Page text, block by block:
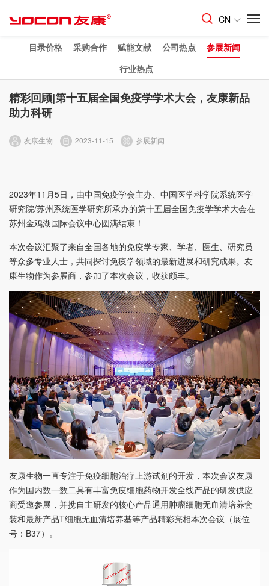
CN
目录价格 采购合作 赋能文献 公司热点
参展新闻
行业热点
精彩回顾|第十五届全国免疫学学术大会，友康新品
助力科研
友康生物 2023-11-15 参展新闻
2023年11月5日，由中国免疫学会主办、中国医学科学院系统医学
研究院/苏州系统医学研究所承办的第十五届全国免疫学学术大会在
苏州金鸡湖国际会议中心圆满结束！
本次会议汇聚了来自全国各地的免疫学专家、学者、医生、研究员
等众多专业人士，共同探讨免疫学领域的最新进展和研究成果。友
康生物作为参展商，参加了本次会议，收获颇丰。
友康生物一直专注于免疫细胞治疗上游试剂的开发，本次会议友康
作为国内数一数二具有丰富免疫细胞药物开发全线产品的研发供应
商受邀参展，并携自主研发的核心产品通用肿瘤细胞无血清培养套
装和最新产品T细胞无血清培养基等产品精彩亮相本次会议（展位
号：B37）。